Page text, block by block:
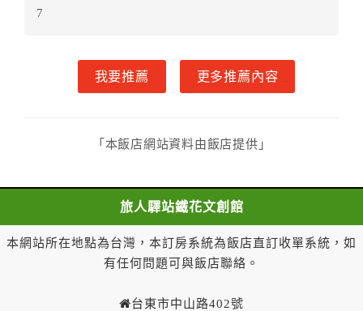
7
我要推薦 更多推薦內容
「本飯店網站資料由飯店提供」
旅人驛站鐵花文創館
本網站所在地點為台灣，本訂房系統為飯店直訂收單系統，如
有任何問題可與飯店聯絡。
台東市中山路402號